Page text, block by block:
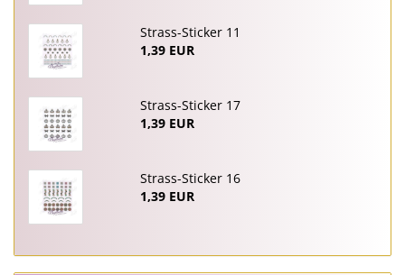
Strass-Sticker 11
1,39 EUR
Strass-Sticker 17
1,39 EUR
Strass-Sticker 16
1,39 EUR